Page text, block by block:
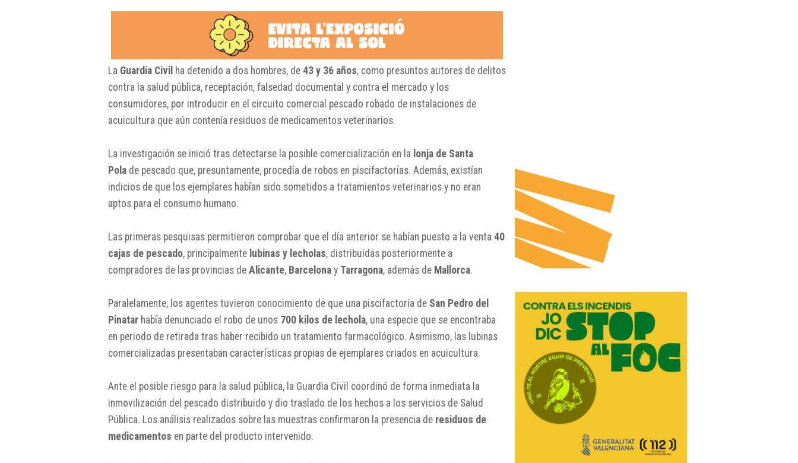
La Guardia Civil ha detenido a dos hombres, de 43 y 36 años, como presuntos autores de delitos
contra la salud pública, receptación, falsedad documental y contra el mercado y los
consumidores, por introducir en el circuito comercial pescado robado de instalaciones de
acuicultura que aún contenía residuos de medicamentos veterinarios.
La investigación se inició tras detectarse la posible comercialización en la lonja de Santa
Pola de pescado que, presuntamente, procedía de robos en piscifactorías. Además, existían
indicios de que los ejemplares habían sido sometidos a tratamientos veterinarios y no eran
aptos para el consumo humano.
Las primeras pesquisas permitieron comprobar que el día anterior se habían puesto a la venta 40
cajas de pescado, principalmente lubinas y lecholas, distribuidas posteriormente a
compradores de las provincias de Alicante, Barcelona y Tarragona, además de Mallorca.
Paralelamente, los agentes tuvieron conocimiento de que una piscifactoría de San Pedro del
Pinatar había denunciado el robo de unos 700 kilos de lechola, una especie que se encontraba
en periodo de retirada tras haber recibido un tratamiento farmacológico. Asimismo, las lubinas
comercializadas presentaban características propias de ejemplares criados en acuicultura.
Ante el posible riesgo para la salud pública, la Guardia Civil coordinó de forma inmediata la
inmovilización del pescado distribuido y dio traslado de los hechos a los servicios de Salud
Pública. Los análisis realizados sobre las muestras confirmaron la presencia de residuos de
medicamentos en parte del producto intervenido.